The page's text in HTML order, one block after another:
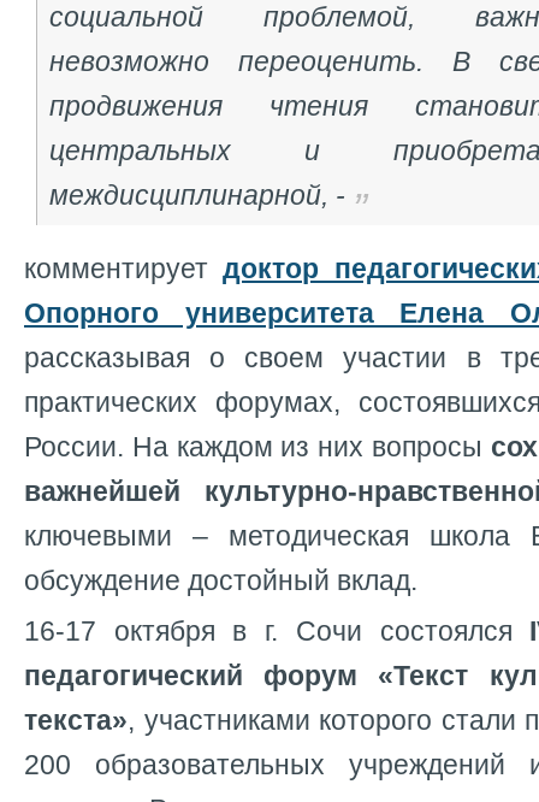
социальной проблемой,
невозможно переоценить. В
продвижения чтения
центральных и
междисциплинарной, -
комментируетдоктор
Опорного университета Елена
рассказывая о своем участии в
практических форумах,
России. На каждом из них вопросы
важнейшей культурно-
ключевыми
– методическая школа
обсуждение достойный вклад.
16-17 октября в г. Сочи состоялся
педагогический форум «Текст
текста», участниками которого стали
200 образовательных